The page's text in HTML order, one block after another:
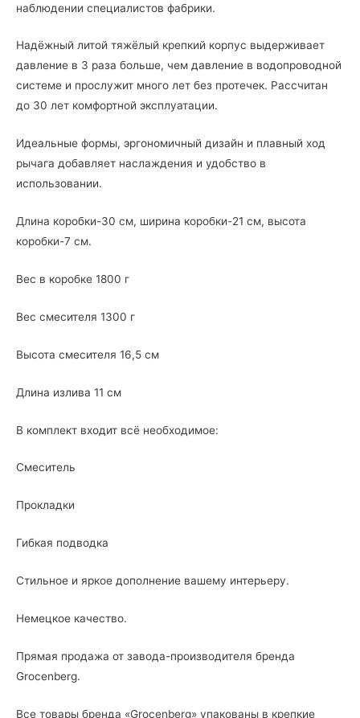
наблюдении специалистов фабрики.
Надёжный литой тяжёлый крепкий корпус выдерживает
давление в 3 раза больше, чем давление в водопроводной
системе и прослужит много лет без протечек. Рассчитан
до 30 лет комфортной эксплуатации.
Идеальные формы, эргономичный дизайн и плавный ход
рычага добавляет наслаждения и удобство в
использовании.
Длина коробки-30 см, ширина коробки-21 см, высота
коробки-7 см.
Вес в коробке 1800 г
Вес смесителя 1300 г
Высота смесителя 16,5 см
Длина излива 11 см
В комплект входит всё необходимое:
Смеситель
Прокладки
Гибкая подводка
Стильное и яркое дополнение вашему интерьеру.
Немецкое качество.
Прямая продажа от завода-производителя бренда
Grocenberg.
Все товары бренда «Grocenberg» упакованы в крепкие